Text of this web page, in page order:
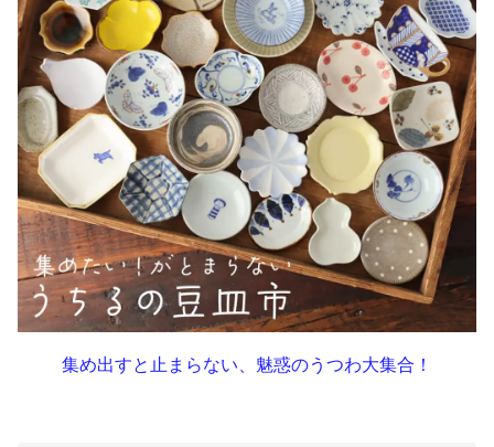
集め出すと止まらない、魅惑のうつわ大集合！